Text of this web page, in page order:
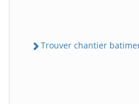
Trouver chantier